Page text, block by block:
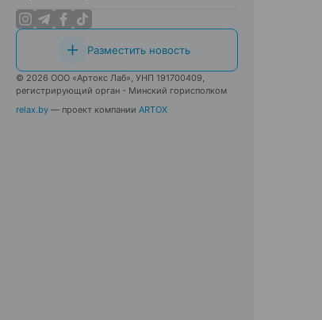
Разместить новость
© 2026 ООО «Артокс Лаб», УНП 191700409,
регистрирующий орган - Минский горисполком
relax.by — проект компании ARTOX